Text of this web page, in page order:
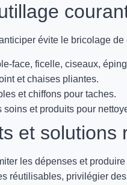
évite le bricolage
face, ficelle, ciseaux,
et chaises pliantes.
et chiffons pour taches.
soins et produits pour
et solutions
les dépenses et
réutilisables, privilégier